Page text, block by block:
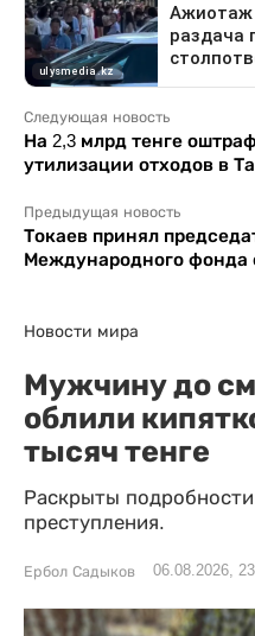
Следующая новость
На 2,3 млрд тенге
утилизации отходов в
Предыдущая новость
Токаев принял
Международного фонда
Новости мира
Мужчину до
облили
тысяч тенге
Раскрыты
преступления.
Ербол Садыков 06.08.2026,